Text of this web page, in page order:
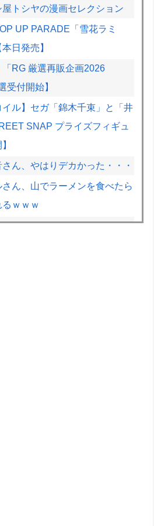
屋トシヤの漫画セレクション
UP PARADE「雪花ラミ
日発売】
「RG 厳選再販企画2026
受付開始】
イル】セガ「錦木千束」と「井
SNAP プライズフィギュ
さん、やはりデカかった・・・
さん、山でラーメンを食べたら
ｗｗｗ
ーマーと結婚したグラドル、